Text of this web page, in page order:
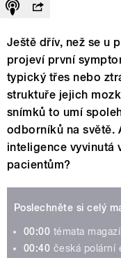
Ještě dřív, než se u
projeví první
typický třes nebo
struktuře jejich
snímků to umí
odborníků na světě.
inteligence vyvinutá
pacientům?
Poslechněte si celý
00:00 témata
00:40 česká polární